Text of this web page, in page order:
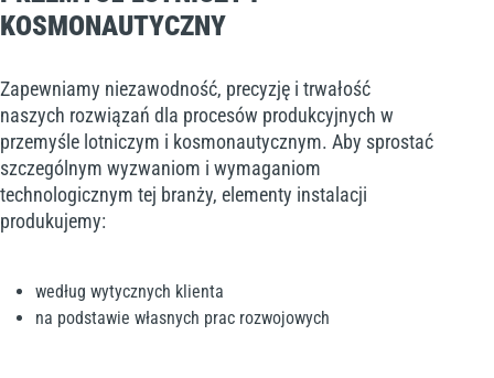
KOSMONAUTYCZNY
Zapewniamy niezawodność, precyzję i trwałość
naszych rozwiązań dla procesów produkcyjnych w
przemyśle lotniczym i kosmonautycznym. Aby sprostać
szczególnym wyzwaniom i wymaganiom
technologicznym tej branży, elementy instalacji
produkujemy:
według wytycznych klienta
na podstawie własnych prac rozwojowych